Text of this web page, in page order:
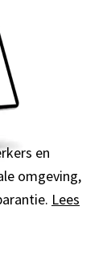
en
omgeving,
Lees